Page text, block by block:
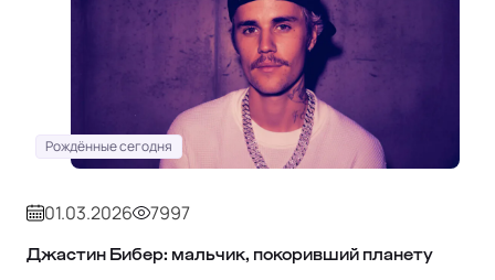
Рождённые сегодня
01.03.2026 7997
Джастин Бибер: мальчик, покоривший планету